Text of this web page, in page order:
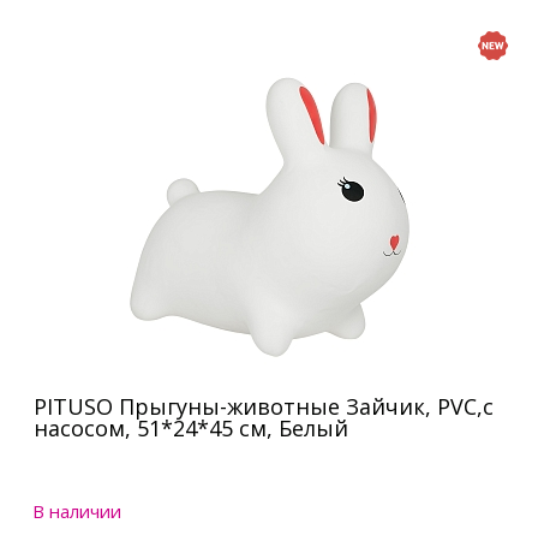
PITUSO Прыгуны-животные Зайчик, PVC,с
насосом, 51*24*45 см, Белый
В наличии